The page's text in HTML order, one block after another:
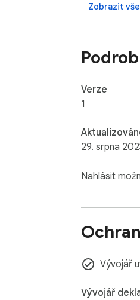
Zobrazit
Verze
1
29. srpna
Nahlásit
Vývojář
Vývojář